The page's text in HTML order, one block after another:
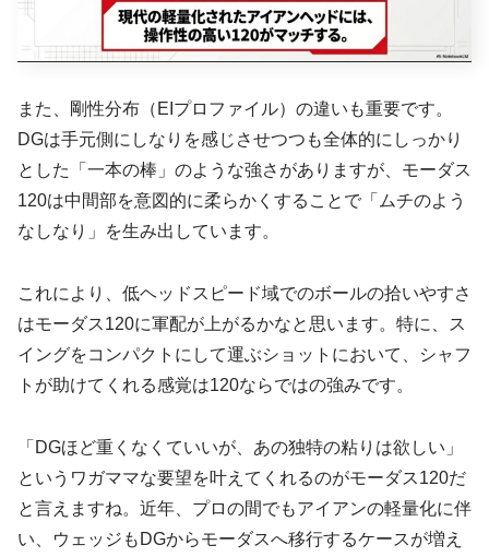
また、剛性分布（EIプロファイル）の違いも重要です。
DGは手元側にしなりを感じさせつつも全体的にしっかり
とした「一本の棒」のような強さがありますが、モーダス
120は中間部を意図的に柔らかくすることで「ムチのよう
なしなり」を生み出しています。
これにより、低ヘッドスピード域でのボールの拾いやすさ
はモーダス120に軍配が上がるかなと思います。特に、ス
イングをコンパクトにして運ぶショットにおいて、シャフ
トが助けてくれる感覚は120ならではの強みです。
「DGほど重くなくていいが、あの独特の粘りは欲しい」
というワガママな要望を叶えてくれるのがモーダス120だ
と言えますね。近年、プロの間でもアイアンの軽量化に伴
い、ウェッジもDGからモーダスへ移行するケースが増え